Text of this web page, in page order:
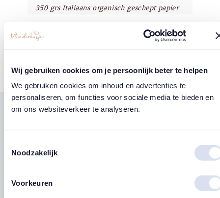
Wij gebruiken cookies om je persoonlijk beter te helpen
We gebruiken cookies om inhoud en advertenties te
personaliseren, om functies voor sociale media te bieden en
om ons websiteverkeer te analyseren.
Noodzakelijk
Voorkeuren
350 grs Italiaans organisch geschept papier
producten